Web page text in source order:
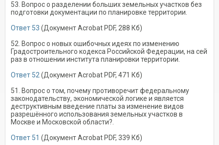
53. Вопрос о разделении больших земельных участков без
подготовки документации по планировке территории.
Ответ 53 (Документ Acrobat PDF, 288 Кб)
52. Вопрос о новых ошибочных идеях по изменению
Градостроительного кодекса Российской Федерации, на сей
раз в отношении института планировки территории.
Ответ 52 (Документ Acrobat PDF, 471 Кб)
51. Вопрос о том, почему противоречит федеральному
законодательству, экономической логике и является
деструктивным введение платы за изменение видов
разрешённого использования земельных участков в
Москве и Московской области?.
Ответ 51 (Документ Acrobat PDF, 339 Кб)